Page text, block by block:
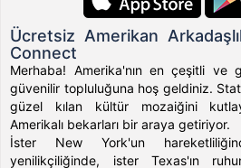
Ücretsiz Amerikan
Connect
Merhaba! Amerika'nın en çeşitli ve
güvenilir topluluğuna hoş geldiniz.
güzel kılan kültür mozaiğini
Amerikalı bekarları bir araya getiriyor.
İster New York'un
yenilikçiliğinde, ister Texas'ın